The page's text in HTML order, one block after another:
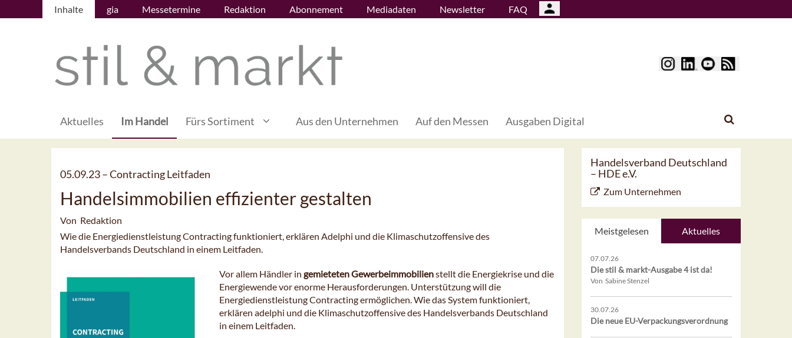
Inhalte gia Messetermine Redaktion Abonnement Mediadaten Newsletter FAQ
Aktuelles Im Handel Fürs Sortiment Aus den Unternehmen Auf den Messen Ausgaben Digital
05.09.23 –Contracting Leitfaden
Handelsimmobilien effizienter gestalten
Von Redaktion
Wie die Energiedienstleistung Contracting funktioniert, erklären Adelphi und die Klimaschutzoffensive des
Handelsverbands Deutschland in einem Leitfaden.
Vor allem Händler in gemieteten Gewerbeimmobilienstellt die Energiekrise und die
Energiewende vor enorme Herausforderungen. Unterstützung will die
Energiedienstleistung Contracting ermöglichen. Wie das System funktioniert,
erklären adelphi und die Klimaschutzoffensive des Handelsverbands Deutschland
in einem Leitfaden.
Handelsverband Deutschland
– HDE e.V.
Zum Unternehmen
Meistgelesen Aktuelles
07.07.26
Die stil & markt-Ausgabe 4 ist da!
Von Sabine Stenzel
30.07.26
Die neue EU-Verpackungsverordnung